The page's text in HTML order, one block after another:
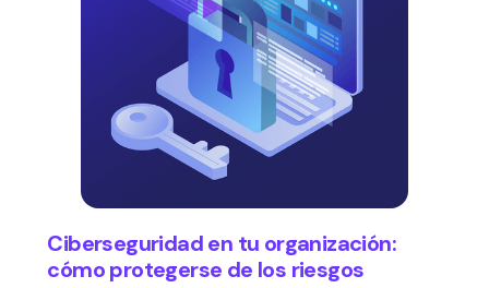
Ciberseguridad en tu organización:
cómo protegerse de los riesgos